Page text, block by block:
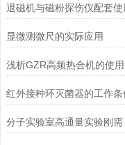
显微测微尺的实际应用
浅析GZR高频热合机的使